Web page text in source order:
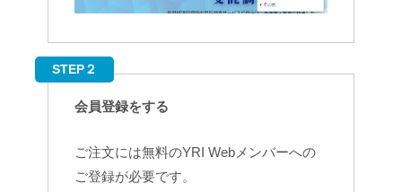
STEP２
会員登録をする
ご注文には無料のYRI Webメンバーへの
ご登録が必要です。